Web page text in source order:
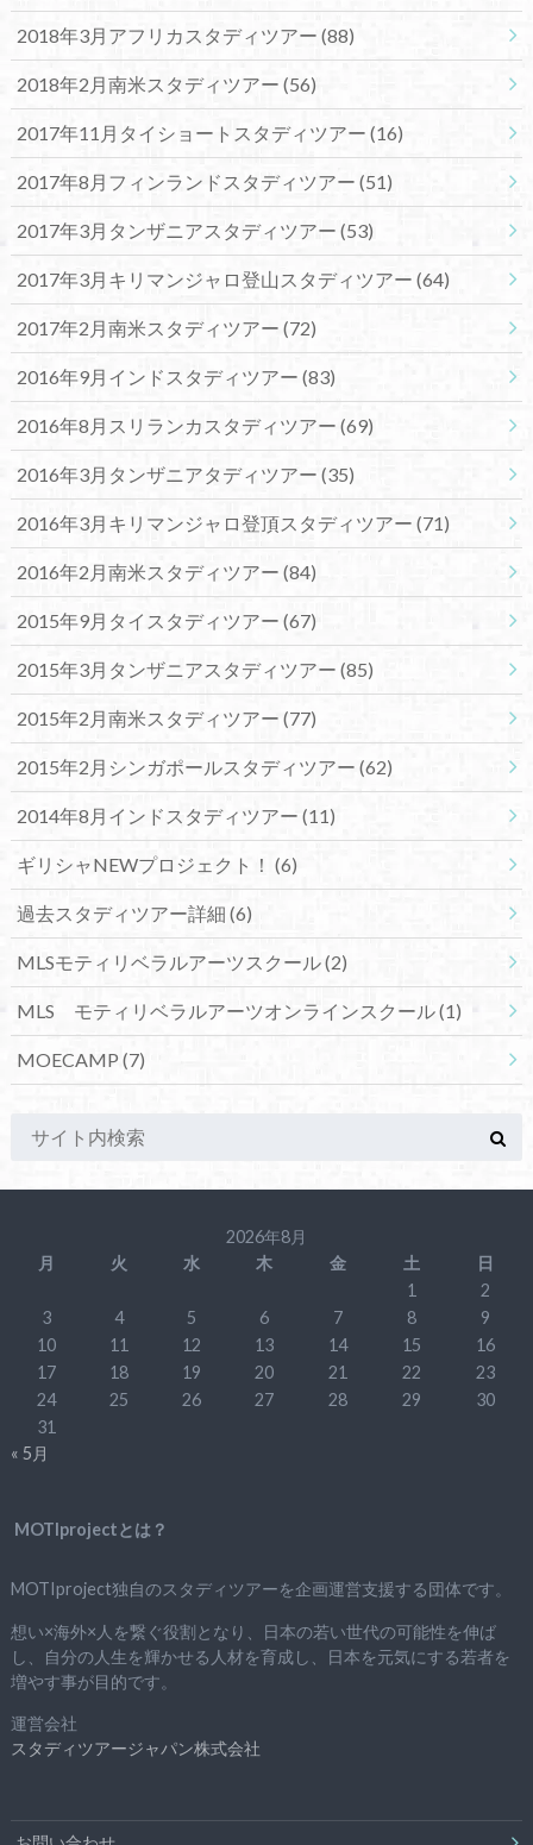
2018年3月アフリカスタディツアー (88)
2018年2月南米スタディツアー (56)
2017年11月タイショートスタディツアー (16)
2017年8月フィンランドスタディツアー (51)
2017年3月タンザニアスタディツアー (53)
2017年3月キリマンジャロ登山スタディツアー (64)
2017年2月南米スタディツアー (72)
2016年9月インドスタディツアー (83)
2016年8月スリランカスタディツアー (69)
2016年3月タンザニアタディツアー (35)
2016年3月キリマンジャロ登頂スタディツアー (71)
2016年2月南米スタディツアー (84)
2015年9月タイスタディツアー (67)
2015年3月タンザニアスタディツアー (85)
2015年2月南米スタディツアー (77)
2015年2月シンガポールスタディツアー (62)
2014年8月インドスタディツアー (11)
ギリシャNEWプロジェクト！ (6)
過去スタディツアー詳細 (6)
MLSモティリベラルアーツスクール(2)
MLS モティリベラルアーツオンラインスクール(1)
MOECAMP (7)
2026年8月
月
火 水 木 金 土
日
1
2
3
4 5 6 7 8
9
10
11 12 13 14 15
16
17
18 19 20 21 22
23
24
25 26 27 28 29
30
31
« 5月
MOTIprojectとは？
MOTIproject独自のスタディツアーを企画運営支援する団体です。
想い×海外×人を繋ぐ役割となり、日本の若い世代の可能性を伸ば
し、自分の人生を輝かせる人材を育成し、日本を元気にする若者を
増やす事が目的です。
運営会社
スタディツアージャパン株式会社